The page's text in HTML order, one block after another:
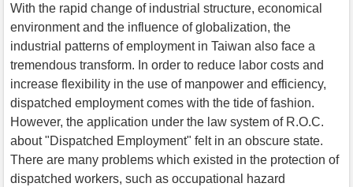
With the rapid change of industrial structure, economical
environment and the influence of globalization, the
industrial patterns of employment in Taiwan also face a
tremendous transform. In order to reduce labor costs and
increase flexibility in the use of manpower and efficiency,
dispatched employment comes with the tide of fashion.
However, the application under the law system of R.O.C.
about "Dispatched Employment" felt in an obscure state.
There are many problems which existed in the protection of
dispatched workers, such as occupational hazard